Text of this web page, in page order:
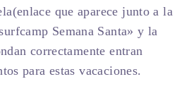
que aparece junto a la
Semana Santa» y la
correctamente entran
para estas vacaciones.